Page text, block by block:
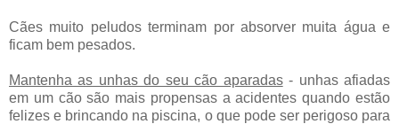
Cães muito peludos terminam por absorver muita água e
ficam bem pesados.
Mantenha as unhas do seu cão aparadas- unhas afiadas
em um cão são mais propensas a acidentes quando estão
felizes e brincando na piscina, o que pode ser perigoso para